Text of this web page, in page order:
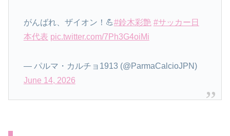
がんばれ、ザイオン！💪#鈴木彩艶 #サッカー日
本代表 pic.twitter.com/7Ph3G4oiMi
— パルマ・カルチョ1913 (@ParmaCalcioJPN)
June 14, 2026